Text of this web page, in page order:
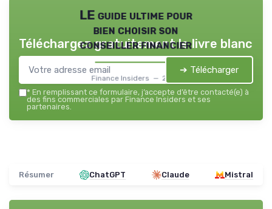
LE guide ultime pour
bien choisir son
conseiller financier
Finance Insiders — 2026
Téléchargez gratuitement le livre blanc
➔ Télécharger
* En remplissant ce formulaire, j’accepte d’être contacté(e) à
des fins commerciales par Finance Insiders et ses
partenaires.
Résumer ChatGPT Claude Mistral